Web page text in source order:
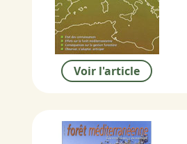
Voir l'article